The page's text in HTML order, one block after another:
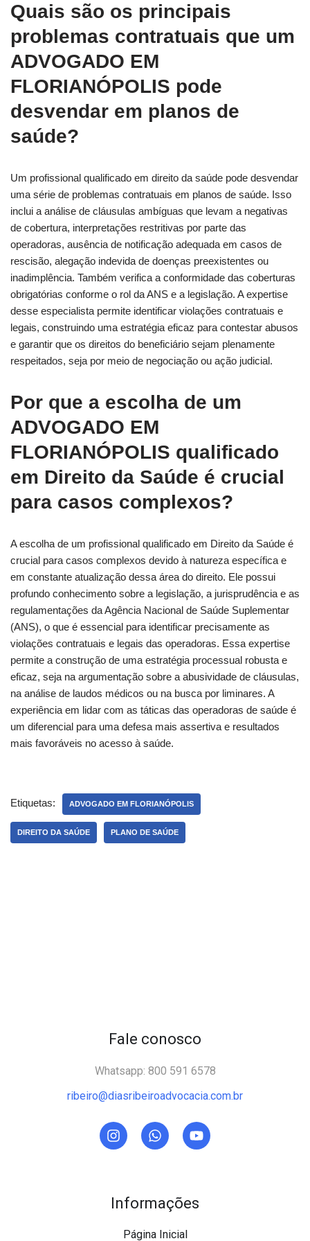
Quais são os principais
problemas contratuais que um
ADVOGADO EM
FLORIANÓPOLIS pode
desvendar em planos de
saúde?
Um profissional qualificado em direito da saúde pode desvendar
uma série de problemas contratuais em planos de saúde. Isso
inclui a análise de cláusulas ambíguas que levam a negativas
de cobertura, interpretações restritivas por parte das
operadoras, ausência de notificação adequada em casos de
rescisão, alegação indevida de doenças preexistentes ou
inadimplência. Também verifica a conformidade das coberturas
obrigatórias conforme o rol da ANS e a legislação. A expertise
desse especialista permite identificar violações contratuais e
legais, construindo uma estratégia eficaz para contestar abusos
e garantir que os direitos do beneficiário sejam plenamente
respeitados, seja por meio de negociação ou ação judicial.
Por que a escolha de um
ADVOGADO EM
FLORIANÓPOLIS qualificado
em Direito da Saúde é crucial
para casos complexos?
A escolha de um profissional qualificado em Direito da Saúde é
crucial para casos complexos devido à natureza específica e
em constante atualização dessa área do direito. Ele possui
profundo conhecimento sobre a legislação, a jurisprudência e as
regulamentações da Agência Nacional de Saúde Suplementar
(ANS), o que é essencial para identificar precisamente as
violações contratuais e legais das operadoras. Essa expertise
permite a construção de uma estratégia processual robusta e
eficaz, seja na argumentação sobre a abusividade de cláusulas,
na análise de laudos médicos ou na busca por liminares. A
experiência em lidar com as táticas das operadoras de saúde é
um diferencial para uma defesa mais assertiva e resultados
mais favoráveis no acesso à saúde.
Etiquetas: ADVOGADO EM FLORIANÓPOLIS
DIREITO DA SAÚDE PLANO DE SAÚDE
Informações
Página Inicial
Fale conosco
Whatsapp: 800 591 6578
ribeiro@diasribeiroadvocacia.com.br